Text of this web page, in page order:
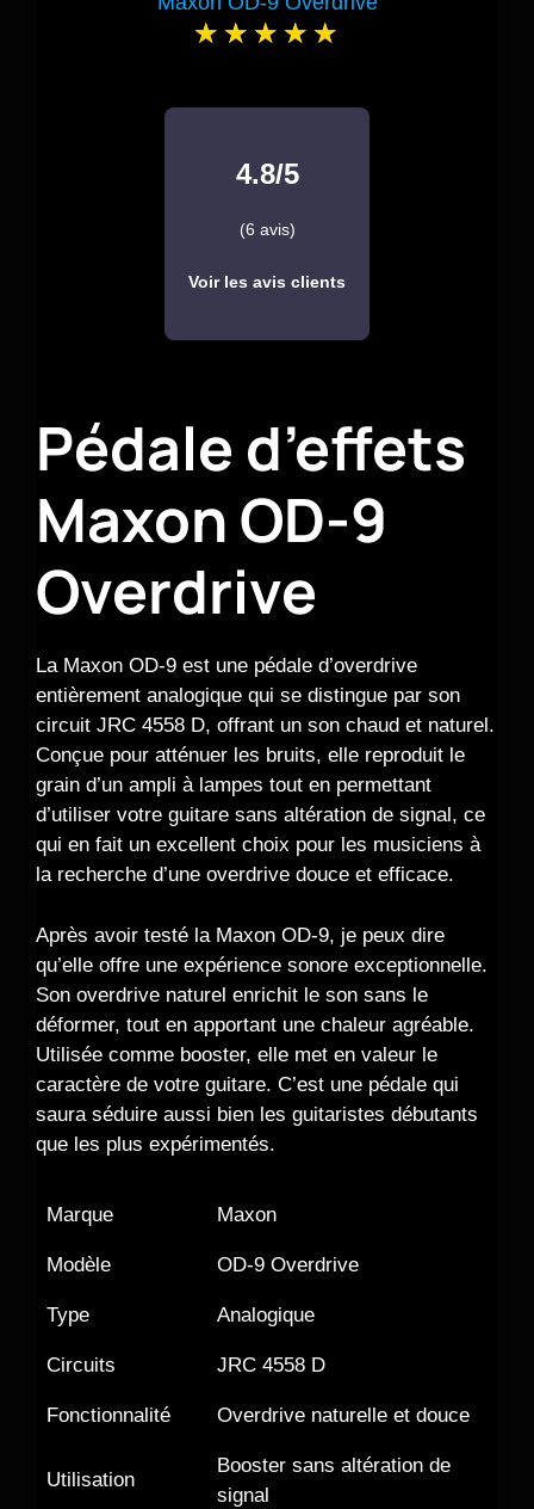
4.8/5
(6 avis)
Voir les avis clients
Pédale d’effets
Maxon OD-9
Overdrive
La Maxon OD-9 est une pédale d’overdrive
entièrement analogique qui se distingue par son
circuit JRC 4558 D, offrant un son chaud et naturel.
Conçue pour atténuer les bruits, elle reproduit le
grain d’un ampli à lampes tout en permettant
d’utiliser votre guitare sans altération de signal, ce
qui en fait un excellent choix pour les musiciens à
la recherche d’une overdrive douce et efficace.
Après avoir testé la Maxon OD-9, je peux dire
qu’elle offre une expérience sonore exceptionnelle.
Son overdrive naturel enrichit le son sans le
déformer, tout en apportant une chaleur agréable.
Utilisée comme booster, elle met en valeur le
caractère de votre guitare. C’est une pédale qui
saura séduire aussi bien les guitaristes débutants
que les plus expérimentés.
Marque Maxon
Modèle OD-9 Overdrive
Type Analogique
Circuits JRC 4558 D
Fonctionnalité Overdrive naturelle et douce
Utilisation
Booster sans altération de
signal